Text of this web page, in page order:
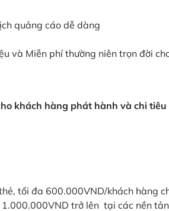
quảng cáo dễ dàng
và Miễn phí thường niên trọn đời
khách hàng phát hành và chi tiêu
tối đa 600.000VND/khách hàng
trở lên tại các nền